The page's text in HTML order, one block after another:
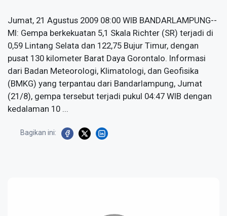
Jumat, 21 Agustus 2009 08:00 WIB BANDARLAMPUNG--
MI: Gempa berkekuatan 5,1 Skala Richter (SR) terjadi di
0,59 Lintang Selata dan 122,75 Bujur Timur, dengan
pusat 130 kilometer Barat Daya Gorontalo. Informasi
dari Badan Meteorologi, Klimatologi, dan Geofisika
(BMKG) yang terpantau dari Bandarlampung, Jumat
(21/8), gempa tersebut terjadi pukul 04:47 WIB dengan
kedalaman 10 ...
Bagikan ini: